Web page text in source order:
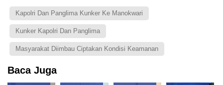
Kapolri Dan Panglima Kunker Ke Manokwari
Kunker Kapolri Dan Panglima
Masyarakat Diimbau Ciptakan Kondisi Keamanan
Baca Juga